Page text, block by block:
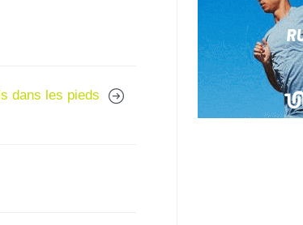
dans les pieds